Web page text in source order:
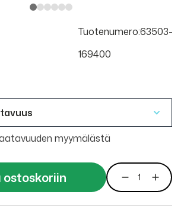
Tuotenumero:63503-
169400
myymälästä
ostoskoriin